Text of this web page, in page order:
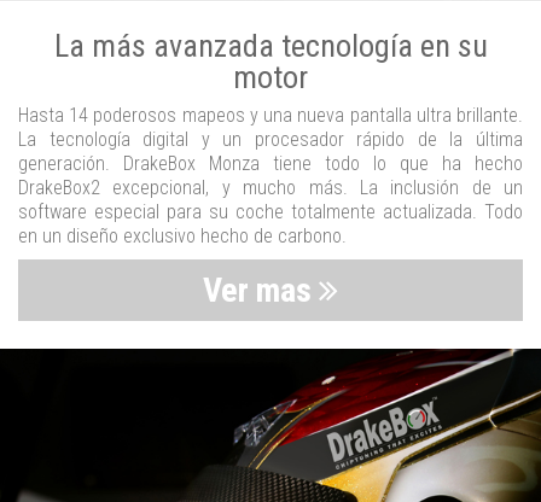
La más avanzada tecnología en su
motor
Hasta 14 poderosos mapeos y una nueva pantalla ultra brillante.
La tecnología digital y un procesador rápido de la última
generación. DrakeBox Monza tiene todo lo que ha hecho
DrakeBox2 excepcional, y mucho más. La inclusión de un
software especial para su coche totalmente actualizada. Todo
en un diseño exclusivo hecho de carbono.
Ver mas